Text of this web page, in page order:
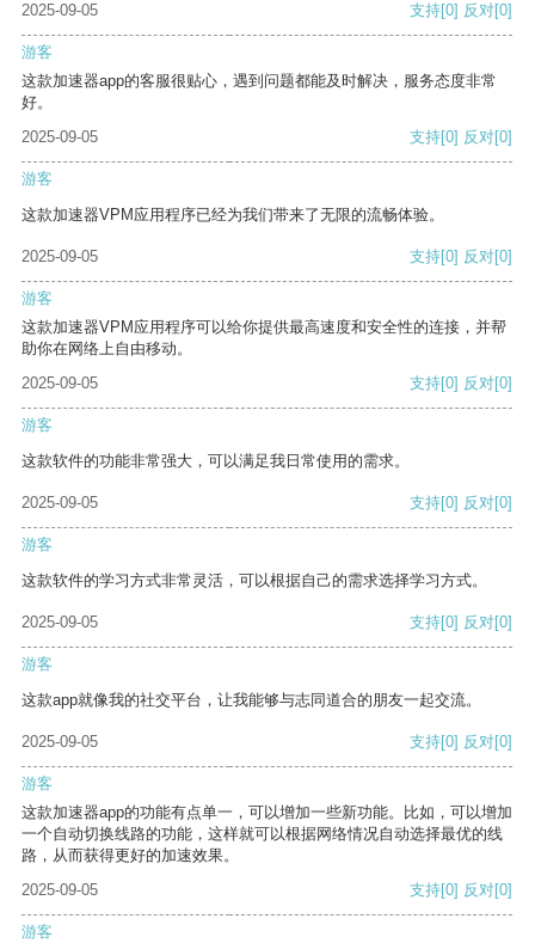
2025-09-05 支持[0] 反对[0]
游客
这款加速器app的客服很贴心，遇到问题都能及时解决，服务态度非常
好。
2025-09-05
支持[0] 反对[0]
游客
这款加速器VPM应用程序已经为我们带来了无限的流畅体验。
2025-09-05 支持[0] 反对[0]
游客
这款加速器VPM应用程序可以给你提供最高速度和安全性的连接，并帮
助你在网络上自由移动。
2025-09-05
支持[0] 反对[0]
游客
这款软件的功能非常强大，可以满足我日常使用的需求。
2025-09-05 支持[0] 反对[0]
游客
这款软件的学习方式非常灵活，可以根据自己的需求选择学习方式。
2025-09-05 支持[0] 反对[0]
游客
这款app就像我的社交平台，让我能够与志同道合的朋友一起交流。
2025-09-05 支持[0] 反对[0]
游客
这款加速器app的功能有点单一，可以增加一些新功能。比如，可以增加
一个自动切换线路的功能，这样就可以根据网络情况自动选择最优的线
路，从而获得更好的加速效果。
2025-09-05
支持[0] 反对[0]
游客